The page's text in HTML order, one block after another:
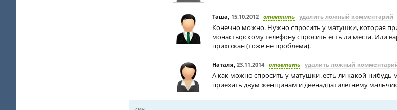
Таша, 15.10.2012 ответить удалить ложный комментарий
Конечно можно. Нужно спросить у матушки, которая
монастырскому телефону спросить есть ли места. Или
прихожан (тоже не проблема).
Наталя, 23.11.2014 ответить удалить ложный
А как можно спросить у матушки ,есть ли какой-
приехать двум женщинам и двенадцатилетнему